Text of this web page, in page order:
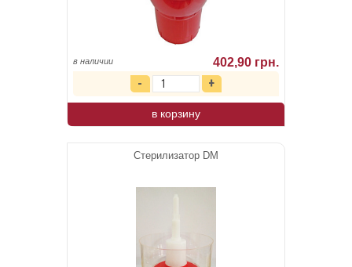
в наличии 402,90 грн.
в корзину
Стерилизатор DM